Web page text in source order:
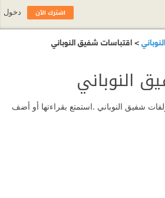
> اقتباسات شفيق النوباني
النوباني
شفيق النوباني .استمتع بقراءتها أو أضف
اشترك الآن دخول